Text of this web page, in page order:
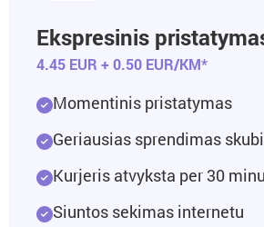
Ekspresinis
4.45 EUR + 0.50 EUR/KM*
Momentinis pristatymas
Geriausias sprendimas
Kurjeris atvyksta per 30
Siuntos sekimas internetu